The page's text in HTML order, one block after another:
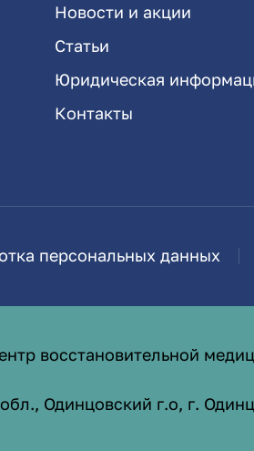
Новости и акции
Статьи
Юридическая
Контакты
персональных данных
восстановительной
Одинцовский г.о, г.